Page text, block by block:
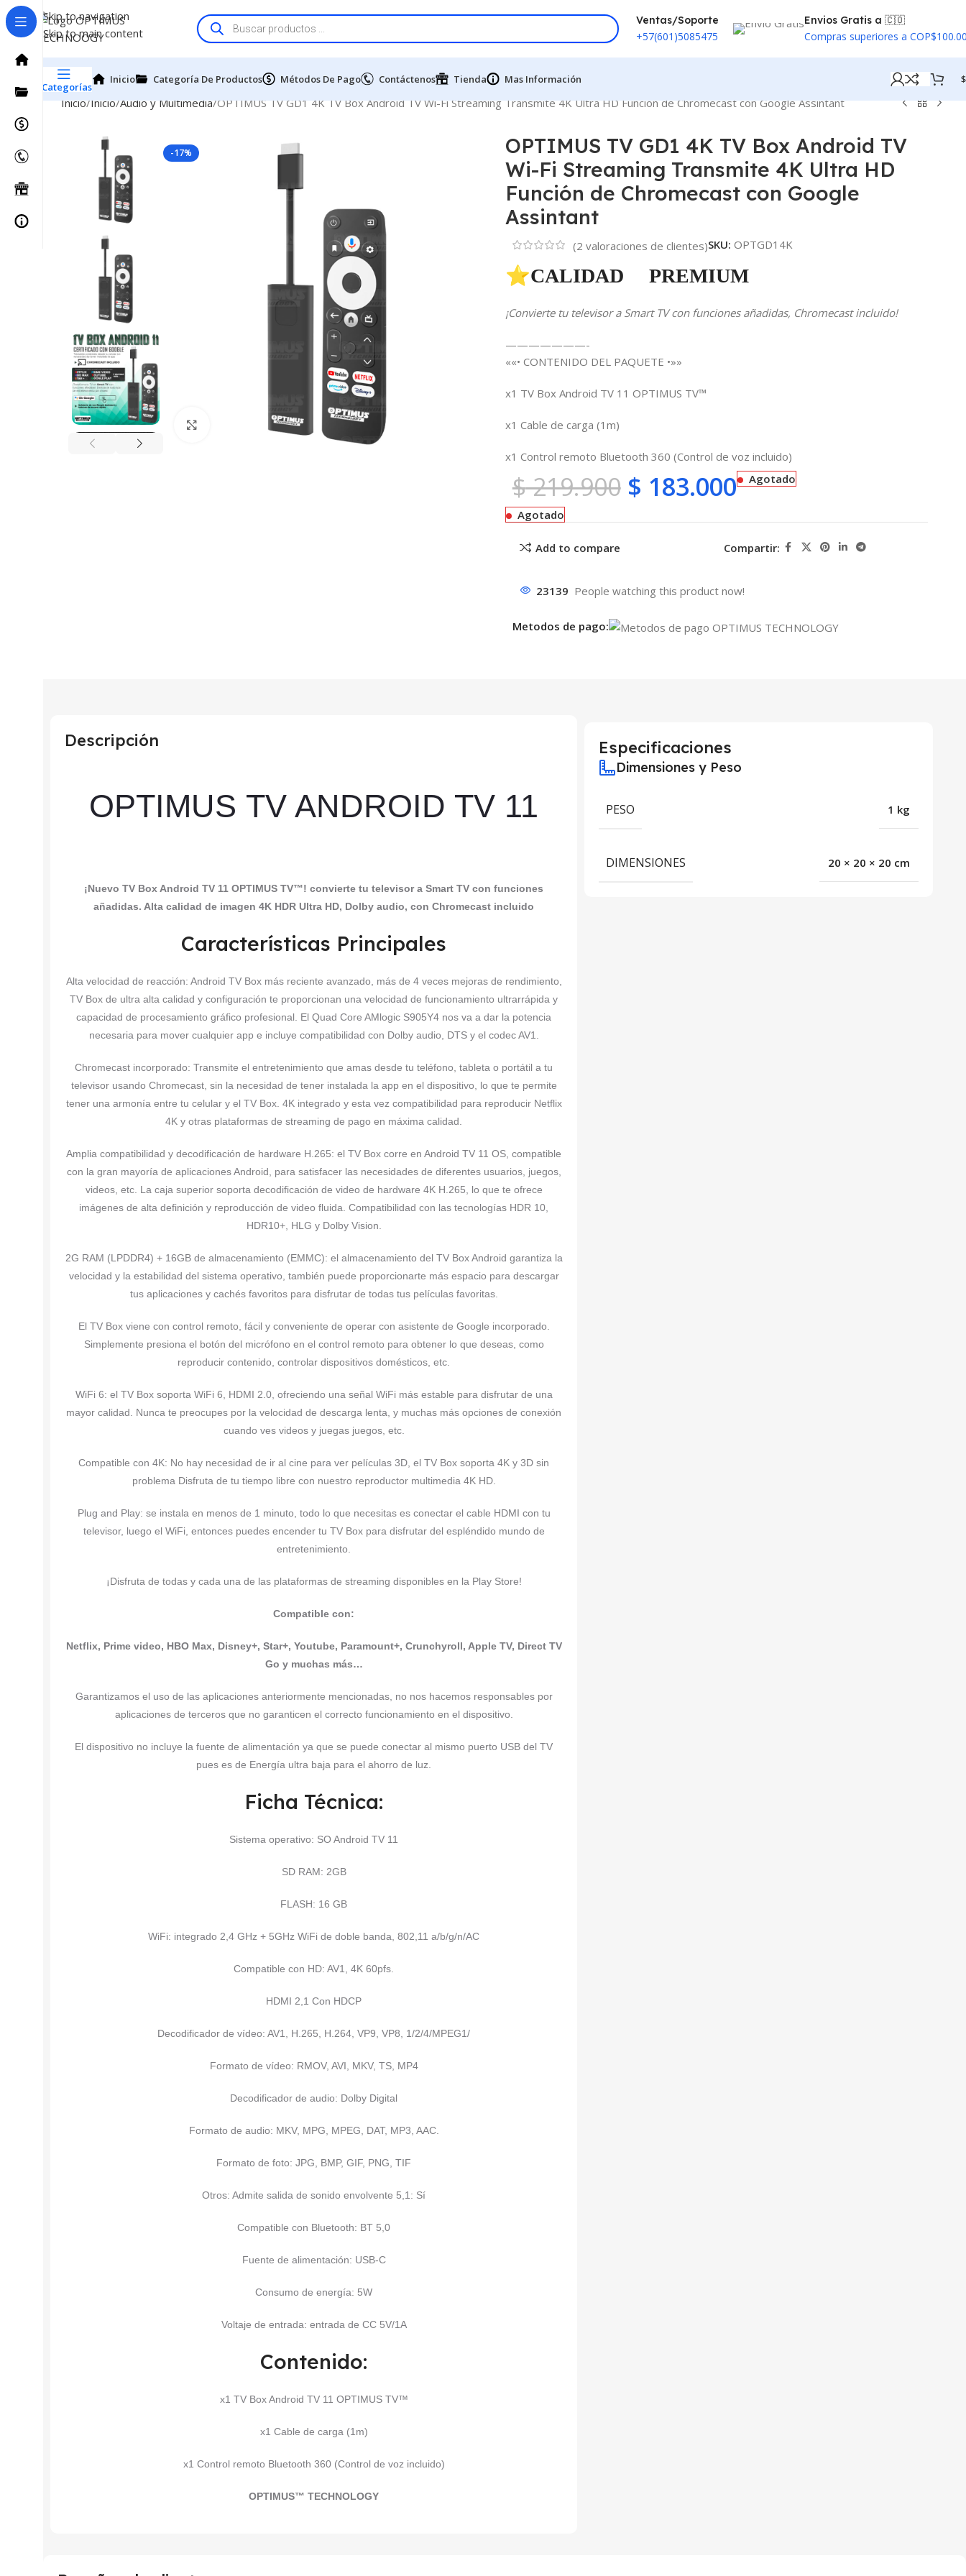
Skip to navigation
Skip to main content
Ventas/Soporte
+57(601)5085475
Envios Gratis a 🇨🇴
Compras superiores a
Categorías
Inicio Categoría De Productos Métodos De Pago Contáctenos Tienda Mas Información $
Inicio Inicio Audio y Multimedia OPTIMUS TV GD1 4K TV Box Android TV Wi-Fi Streaming Transmite 4K Ultra HD Función de Chromecast con Google Assintant
-17%
Click to enlarge
OPTIMUS TV GD1 4K TV Box Android TV
Wi-Fi Streaming Transmite 4K Ultra HD
Función de Chromecast con Google
Assintant
(2 valoraciones de clientes)SKU: OPTGD14K
⭐CALIDAD PREMIUM
¡Convierte tu televisor a Smart TV con funciones añadidas, Chromecast incluido!
———————-
««• CONTENIDO DEL PAQUETE •»»
x1 TV Box Android TV 11 OPTIMUS TV™
x1 Cable de carga (1m)
x1 Control remoto Bluetooth 360 (Control de voz incluido)
$219.900 $ 183.000 Agotado
Agotado
Add to compare Compartir:
23139 People watching this product now!
Metodos de pago:
Descripción
OPTIMUS TV ANDROID TV 11
¡Nuevo TV Box Android TV 11 OPTIMUS TV™! convierte tu televisor a Smart TV con funciones
añadidas. Alta calidad de imagen 4K HDR Ultra HD, Dolby audio, con Chromecast incluido
Características Principales
Alta velocidad de reacción: Android TV Box más reciente avanzado, más de 4 veces mejoras de rendimiento,
TV Box de ultra alta calidad y configuración te proporcionan una velocidad de funcionamiento ultrarrápida y
capacidad de procesamiento gráfico profesional. El Quad Core AMlogic S905Y4 nos va a dar la potencia
necesaria para mover cualquier app e incluye compatibilidad con Dolby audio, DTS y el codec AV1.
Chromecast incorporado: Transmite el entretenimiento que amas desde tu teléfono, tableta o portátil a tu
televisor usando Chromecast, sin la necesidad de tener instalada la app en el dispositivo, lo que te permite
tener una armonía entre tu celular y el TV Box. 4K integrado y esta vez compatibilidad para reproducir Netflix
4K y otras plataformas de streaming de pago en máxima calidad.
Amplia compatibilidad y decodificación de hardware H.265: el TV Box corre en Android TV 11 OS, compatible
con la gran mayoría de aplicaciones Android, para satisfacer las necesidades de diferentes usuarios, juegos,
videos, etc. La caja superior soporta decodificación de video de hardware 4K H.265, lo que te ofrece
imágenes de alta definición y reproducción de video fluida. Compatibilidad con las tecnologías HDR 10,
HDR10+, HLG y Dolby Vision.
2G RAM (LPDDR4) + 16GB de almacenamiento (EMMC): el almacenamiento del TV Box Android garantiza la
velocidad y la estabilidad del sistema operativo, también puede proporcionarte más espacio para descargar
tus aplicaciones y cachés favoritos para disfrutar de todas tus películas favoritas.
El TV Box viene con control remoto, fácil y conveniente de operar con asistente de Google incorporado.
Simplemente presiona el botón del micrófono en el control remoto para obtener lo que deseas, como
reproducir contenido, controlar dispositivos domésticos, etc.
WiFi 6: el TV Box soporta WiFi 6, HDMI 2.0, ofreciendo una señal WiFi más estable para disfrutar de una
mayor calidad. Nunca te preocupes por la velocidad de descarga lenta, y muchas más opciones de conexión
cuando ves videos y juegas juegos, etc.
Compatible con 4K: No hay necesidad de ir al cine para ver películas 3D, el TV Box soporta 4K y 3D sin
problema Disfruta de tu tiempo libre con nuestro reproductor multimedia 4K HD.
Plug and Play: se instala en menos de 1 minuto, todo lo que necesitas es conectar el cable HDMI con tu
televisor, luego el WiFi, entonces puedes encender tu TV Box para disfrutar del espléndido mundo de
entretenimiento.
¡Disfruta de todas y cada una de las plataformas de streaming disponibles en la Play Store!
Compatible con:
Netflix, Prime video, HBO Max, Disney+, Star+, Youtube, Paramount+, Crunchyroll, Apple TV, Direct TV
Go y muchas más…
Garantizamos el uso de las aplicaciones anteriormente mencionadas, no nos hacemos responsables por
aplicaciones de terceros que no garanticen el correcto funcionamiento en el dispositivo.
El dispositivo no incluye la fuente de alimentación ya que se puede conectar al mismo puerto USB del TV
pues es de Energía ultra baja para el ahorro de luz.
Ficha Técnica:
Sistema operativo: SO Android TV 11
SD RAM: 2GB
FLASH: 16 GB
WiFi: integrado 2,4 GHz + 5GHz WiFi de doble banda, 802,11 a/b/g/n/AC
Compatible con HD: AV1, 4K 60pfs.
HDMI 2,1 Con HDCP
Decodificador de vídeo: AV1, H.265, H.264, VP9, VP8, 1/2/4/MPEG1/
Formato de vídeo: RMOV, AVI, MKV, TS, MP4
Decodificador de audio: Dolby Digital
Formato de audio: MKV, MPG, MPEG, DAT, MP3, AAC.
Formato de foto: JPG, BMP, GIF, PNG, TIF
Otros: Admite salida de sonido envolvente 5,1: Sí
Compatible con Bluetooth: BT 5,0
Fuente de alimentación: USB-C
Consumo de energía: 5W
Voltaje de entrada: entrada de CC 5V/1A
Contenido:
x1 TV Box Android TV 11 OPTIMUS TV™
x1 Cable de carga (1m)
x1 Control remoto Bluetooth 360 (Control de voz incluido)
OPTIMUS™ TECHNOLOGY
Especificaciones
Dimensiones y Peso
PESO 1 kg
DIMENSIONES 20 × 20 × 20 cm